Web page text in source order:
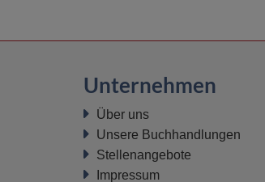
Unternehmen
Über uns
Unsere Buchhandlungen
Stellenangebote
Impressum